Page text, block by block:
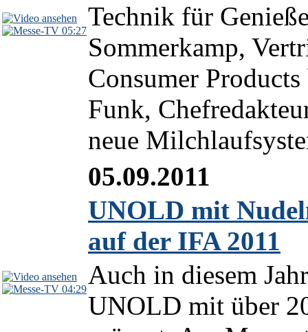
05:27Technik für
Sommerkamp,
Consumer
Funk,
neue
04:29
05.09.2011
UNOLD mit
auf der IFA 2011
Auch in diesem
UNOLD mit über